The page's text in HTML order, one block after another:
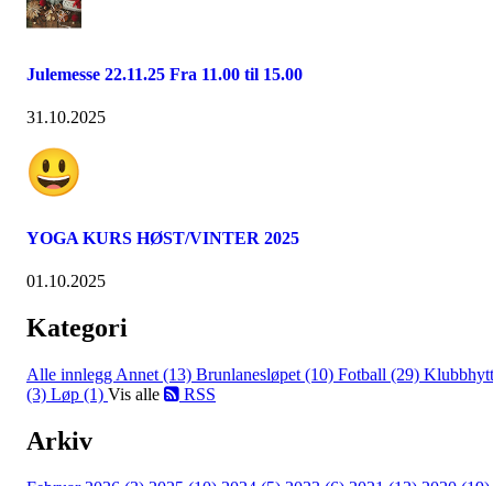
Julemesse 22.11.25 Fra 11.00 til 15.00
31.10.2025
YOGA KURS HØST/VINTER 2025
01.10.2025
Kategori
Alle innlegg Annet (13) Brunlanesløpet (10) Fotball (29)
(3) Løp (1) Vis alle RSS
Arkiv